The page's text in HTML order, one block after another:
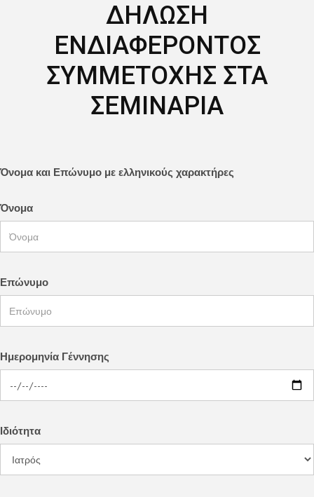
ΔΗΛΩΣΗ
ΕΝΔΙΑΦΕΡΟΝΤΟΣ
ΣΥΜΜΕΤΟΧΗΣ ΣΤΑ
ΣΕΜΙΝΑΡΙΑ
Όνομα και Επώνυμο με ελληνικούς χαρακτήρες
Όνομα
Επώνυμο
Ημερομηνία Γέννησης
Ιδιότητα